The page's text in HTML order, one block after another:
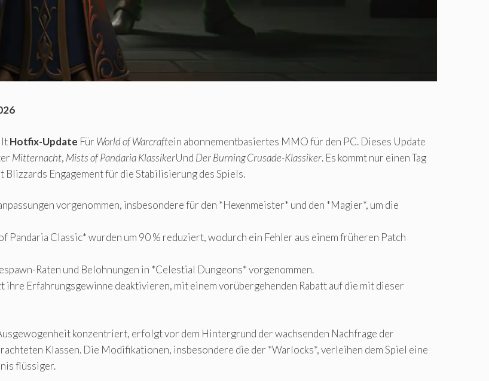
Hotfix-Update Für World of Warcraftein abonnementbasiertes MMO für den PC. Dieses Update
Mitternacht, Mists of Pandaria KlassikerUnd Der Burning Crusade-Klassiker. Es kommt nur einen Tag
Engagement für die Stabilisierung des Spiels.
vorgenommen, insbesondere für den *Hexenmeister* und den *Magier*, um die
Classic* wurden um 90 % reduziert, wodurch ein Fehler aus einem früheren Patch
Raten und Belohnungen in *Celestial Dungeons* vorgenommen.
Erfahrungsgewinne deaktivieren, mit einem vorübergehenden Rabatt auf die mit dieser
konzentriert, erfolgt vor dem Hintergrund der wachsenden Nachfrage der
Klassen. Die Modifikationen, insbesondere die der *Warlocks*, verleihen dem Spiel eine
flüssiger.